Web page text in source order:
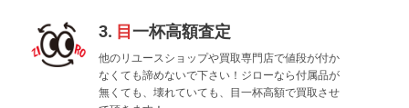
3. 目一杯高額査定
他のリユースショップや買取専門店で値段が付か
なくても諦めないで下さい！ジローなら付属品が
無くても、壊れていても、目一杯高額で買取させ